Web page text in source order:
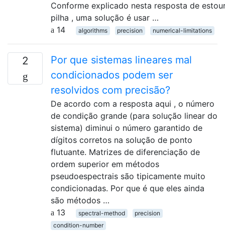
Conforme explicado nesta resposta de
pilha , uma solução é usar …
14
algorithms precision numerical-limitations
2
Por que sistemas lineares mal
condicionados podem ser
resolvidos com precisão?
De acordo com a resposta aqui , o número
de condição grande (para solução linear do
sistema) diminui o número garantido de
dígitos corretos na solução de ponto
flutuante. Matrizes de diferenciação de
ordem superior em métodos
pseudoespectrais são tipicamente muito
condicionadas. Por que é que eles ainda
são métodos …
13
spectral-method
precision
condition-number